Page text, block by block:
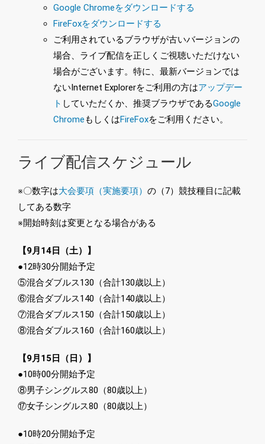
Google Chromeをダウンロードする
FireFoxをダウンロードする
ご利用されているブラウザが古いバージョンの
場合、ライブ配信を正しくご視聴いただけない
場合がございます。特に、最新バージョンでは
ないInternet Explorerをご利用の方はアップデー
ト していただくか、推奨ブラウザであるGoogle
ChromeもしくはFireFoxをご利用ください。
ライブ配信スケジュール
※〇数字は大会要項（実施要項） の（7）競技種目に記載
してある数字
※開始時刻は変更となる場合がある
【9月14日（土）】
●12時30分開始予定
⑤混合ダブルス130（合計130歳以上）
⑥混合ダブルス140（合計140歳以上）
⑦混合ダブルス150（合計150歳以上）
⑧混合ダブルス160（合計160歳以上）
【9月15日（日）】
●10時00分開始予定
⑧男子シングルス80（80歳以上）
⑰女子シングルス80（80歳以上）
●10時20分開始予定